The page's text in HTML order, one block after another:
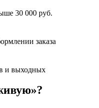
30 000 руб.
заказа
и выходных